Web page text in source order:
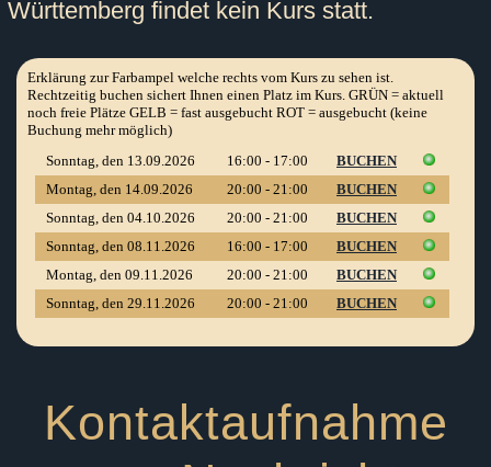
Württemberg findet kein Kurs statt.
Kontaktaufnahme